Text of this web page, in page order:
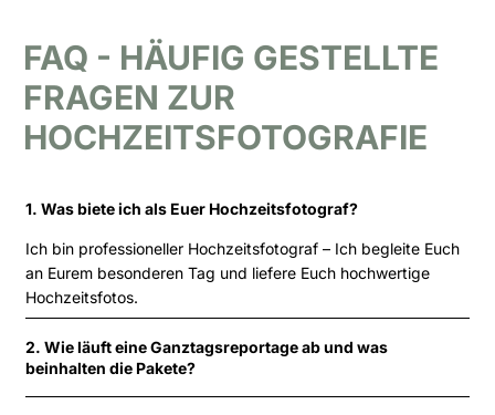
FAQ - HÄUFIG GESTELLTE
FRAGEN ZUR
HOCHZEITSFOTOGRAFIE
1. Was biete ich als Euer Hochzeitsfotograf?
Ich bin professioneller Hochzeitsfotograf – Ich begleite Euch
an Eurem besonderen Tag und liefere Euch hochwertige
Hochzeitsfotos.
2. Wie läuft eine Ganztagsreportage ab und was
beinhalten die Pakete?